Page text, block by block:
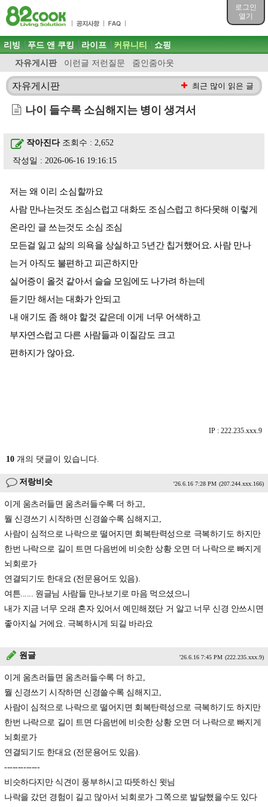
로그인
열기
목차
주메뉴 바로가기
컨텐츠 바로가기
검색 바로가기
로그인 바로가기
주메뉴
리빙 푸드 앤 쿠킹 라이프 커뮤니티
자유게시판 이런글 저런질문 줌인줌아웃
쇼핑
자유게시판 최근 많이 읽은 글
나이 들수록 소심해지는 병이 생겨서
작아진다조회수 : 2,652
작성일 : 2026-06-16 19:16:15
저는 왜 이리 소심할까요
사람 만나는것도 조심스럽고 대화도 조심스럽고 하다못해 이렇게
온라인 글 쓰는것도 소심 조심
모든걸 잃고 삶의 의욕을 상실하고 5년간 칩거했어요. 사람 만나
는거 아직도 불편하고 피곤하지만
실어증이 올것 같아서 슬슬 모임에도 나가려 하는데
듣기만 해서는 대화가 안되고
내 애기도 좀 해야 할것 같은데 이게 너무 어색하고
부자연스럽고 다른 사람들과 이질감도 크고
편하지가 않아요.
IP : 222.235.xxx.9
10 개의 댓글이 있습니다.
저랑비슷 '26.6.16 7:28 PM (207.244.xxx.166)
이게 움츠러들면 움츠러들수록 더 하고,
뭘 신경쓰기 시작하면 신경쓸수록 심해지고,
사람이 심적으로 나락으로 떨어지면 회복탄력성으로 극복하기도 하지만
한번 나락으로 길이 트면 다음번에 비슷한 상황 오면 더 나락으로 빠지게
뇌회로가
연결되기도 한대요 (전문용어도 있음).
여튼...... 원글님 사람들 만나보기로 마음 먹으셨으니
내가 지금 너무 오래 혼자 있어서 예민해졌단 거 알고 너무 신경 안쓰시면
좋아지실 거에요. 극복하시게 되길 바라요
원글 '26.6.16 7:45 PM (222.235.xxx.9)
이게 움츠러들면 움츠러들수록 더 하고,
뭘 신경쓰기 시작하면 신경쓸수록 심해지고,
사람이 심적으로 나락으로 떨어지면 회복탄력성으로 극복하기도 하지만
한번 나락으로 길이 트면 다음번에 비슷한 상황 오면 더 나락으로 빠지게
뇌회로가
연결되기도 한대요 (전문용어도 있음).
-------------
비슷하다지만 식견이 풍부하시고 따뜻하신 윗님
나락을 갔던 경험이 길고 많아서 뇌회로가 그쪽으로 발달했을수도 있다